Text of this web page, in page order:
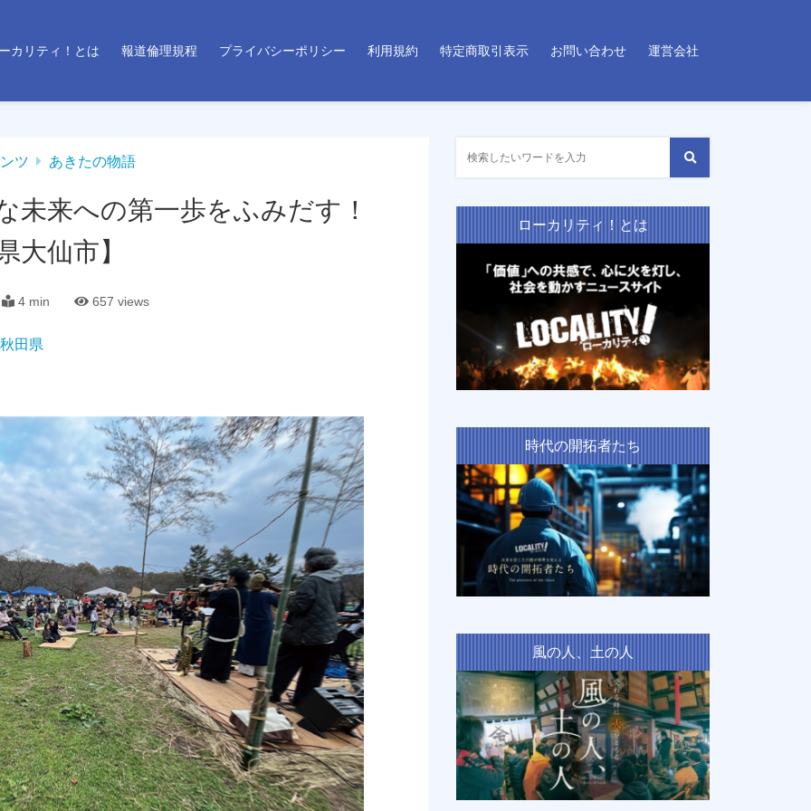
カリティ！とは 報道倫理規程 プライバシーポリシー 利用規約 特定商取引表示 お問い合わせ 運営会社
ツ あきたの物語
未来への第一歩をふみだす！
大仙市】
4 min 657 views
秋田県
ローカリティ！とは
時代の開拓者たち
風の人、土の人